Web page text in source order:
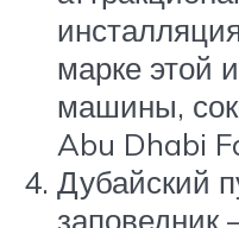
марке этой
машины,
Abu Dhabi
Дубайский
заповедник